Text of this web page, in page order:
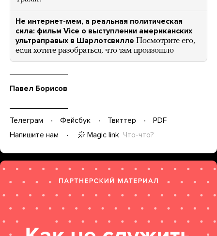
Не интернет-мем, а реальная политическая
сила: фильм Vice о выступлении американских
ультраправых в Шарлотсвилле Посмотрите его,
если хотите разобраться, что там произошло
Павел Борисов
Телеграм Фейсбук Твиттер
PDF
Напишите нам
Magic link Что-что?